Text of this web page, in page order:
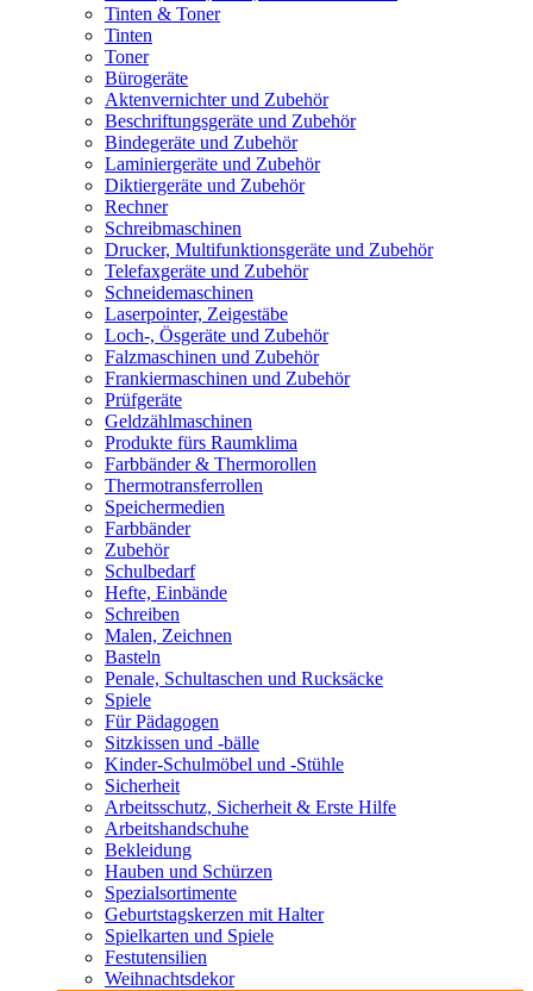
Tinten & Toner
Tinten
Toner
Bürogeräte
Aktenvernichter und Zubehör
Beschriftungsgeräte und Zubehör
Bindegeräte und Zubehör
Laminiergeräte und Zubehör
Diktiergeräte und Zubehör
Rechner
Schreibmaschinen
Drucker, Multifunktionsgeräte und Zubehör
Telefaxgeräte und Zubehör
Schneidemaschinen
Laserpointer, Zeigestäbe
Loch-, Ösgeräte und Zubehör
Falzmaschinen und Zubehör
Frankiermaschinen und Zubehör
Prüfgeräte
Geldzählmaschinen
Produkte fürs Raumklima
Farbbänder & Thermorollen
Thermotransferrollen
Speichermedien
Farbbänder
Zubehör
Schulbedarf
Hefte, Einbände
Schreiben
Malen, Zeichnen
Basteln
Penale, Schultaschen und Rucksäcke
Spiele
Für Pädagogen
Sitzkissen und -bälle
Kinder-Schulmöbel und -Stühle
Sicherheit
Arbeitsschutz, Sicherheit & Erste Hilfe
Arbeitshandschuhe
Bekleidung
Hauben und Schürzen
Spezialsortimente
Geburtstagskerzen mit Halter
Spielkarten und Spiele
Festutensilien
Weihnachtsdekor